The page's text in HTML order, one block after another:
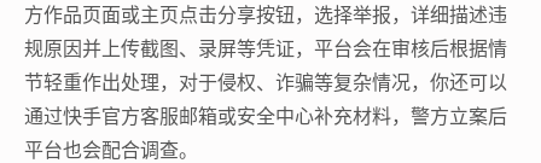
方作品页面或主页点击分享按钮，选择举报，详细描述违
规原因并上传截图、录屏等凭证，平台会在审核后根据情
节轻重作出处理，对于侵权、诈骗等复杂情况，你还可以
通过快手官方客服邮箱或安全中心补充材料，警方立案后
平台也会配合调查。